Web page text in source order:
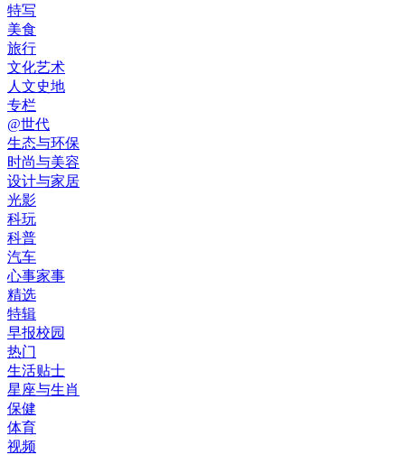
特写
美食
旅行
文化艺术
人文史地
专栏
@世代
生态与环保
时尚与美容
设计与家居
光影
科玩
科普
汽车
心事家事
精选
特辑
早报校园
热门
生活贴士
星座与生肖
保健
体育
视频